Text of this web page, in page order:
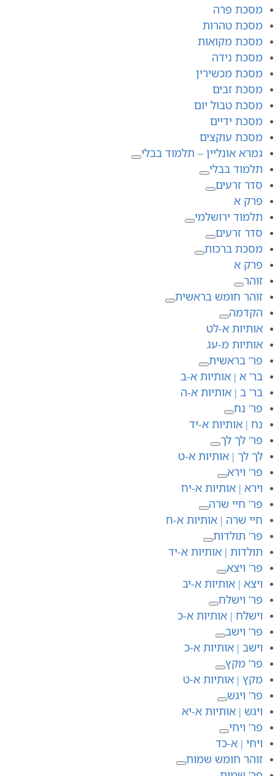
מסכת פרה
מסכת טהרות
מסכת מקואות
מסכת נידה
מסכת מכשירין
מסכת זבים
מסכת טבול יום
מסכת ידיים
מסכת עוקצים
גמרא אונליין – תלמוד בבלי
תלמוד בבלי
סדר זרעים
פרק א
תלמוד ירושלמי
סדר זרעים
מסכת ברכות
פרק א
זוהר
זוהר חומש בראשית
הקדמה
אותיות א-לט
אותיות מ-עג
פר' בראשית
בר' א | אותיות א-ב
בר' ב | אותיות א-ה
פר' נח
נח | אותיות א-יד
פר' לך לך
לך לך | אותיות א-ט
פר' וירא
וירא | אותיות א-יח
פר' חיי שרה
חיי שרה | אותיות א-ח
פר' תולדות
תולדות | אותיות א-יד
פר' ויצא
ויצא | אותיות א-יב
פר' וישלח
וישלח | אותיות א-כ
פר' וישב
וישב | אותיות א-כ
פר' מקץ
מקץ | אותיות א-ט
פר' ויגש
ויגש | אותיות א-יא
פר' ויחי
ויחי | א-כד
זוהר חומש שמות